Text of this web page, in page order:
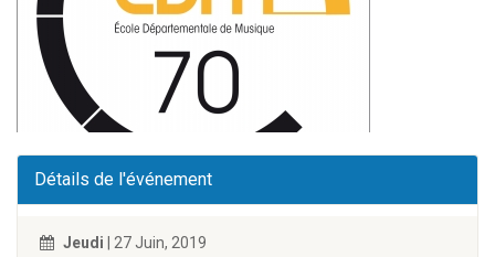
Détails de l'événement
Jeudi | 27 Juin, 2019